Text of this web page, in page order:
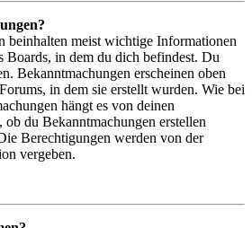
beinhalten meist wichtige Informationen
Boards, in dem du dich befindest. Du
Bekanntmachungen erscheinen oben
in dem sie erstellt wurden. Wie bei
hängt es von deinen
ob du Bekanntmachungen erstellen
Berechtigungen werden von der
vergeben.